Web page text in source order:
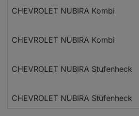
CHEVROLET NUBIRA Kombi
CHEVROLET NUBIRA Kombi
CHEVROLET NUBIRA Stufenheck
CHEVROLET NUBIRA Stufenheck